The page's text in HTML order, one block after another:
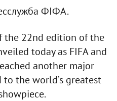
ФІФА.
the 22nd edition of the
today as FIFA and
another major
the world’s greatest